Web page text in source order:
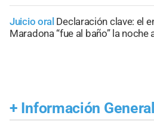
Juicio oral Declaración clave: el
Maradona “fue al baño” la
+ Información General